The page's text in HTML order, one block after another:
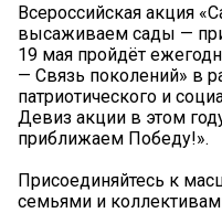
Всероссийская акция
высаживаем сады —
19 мая пройдёт
— Связь поколений» в
патриотического и
Девиз акции в этом
приближаем Победу!».
Присоединяйтесь к
семьями и